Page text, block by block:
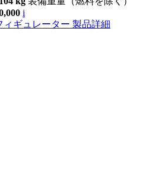
i
ィギュレーター 製品詳細